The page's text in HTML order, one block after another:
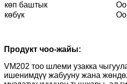
көп баштык
көбүк
Продукт чоо-жайы:
VM202 тоо шлеми узакка
ишенимдүү жабууну жана